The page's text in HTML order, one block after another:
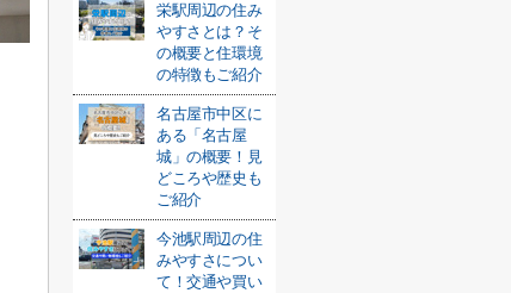
栄駅周辺の住み
やすさとは？そ
の概要と住環境
の特徴もご紹介
名古屋市中区に
ある「名古屋
城」の概要！見
どころや歴史も
ご紹介
今池駅周辺の住
みやすさについ
て！交通や買い